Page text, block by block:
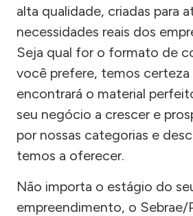
alta qualidade, criadas para
necessidades reais dos
Seja qual for o formato de
você prefere, temos certeza
encontrará o material
seu negócio a crescer e
por nossas categorias e
temos a oferecer.
Não importa o estágio do
empreendimento, o Sebrae/